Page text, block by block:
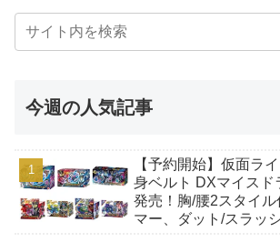
今週の人気記事
【予約開始】仮面ラ
身ベルト DXマイスド
発売！胸/腰2スタイ
マー、ダット/スラッ